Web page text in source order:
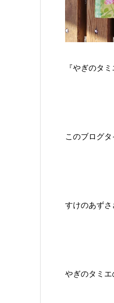
『やぎのタ
このブログ
すけのあずさ
やぎのタミエ